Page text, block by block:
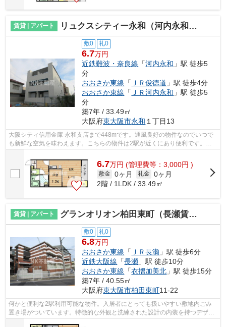
賃貸 | アパート リュクスシティー永和（河内永和賃貸）
敷0 礼0
6.7万円
近鉄難波・奈良線 「河内永和 」駅 徒歩5
分
おおさか東線 「 ＪＲ俊徳道 」駅 徒歩4分
おおさか東線 「 ＪＲ河内永和 」駅 徒歩5
分
築7年 / 33.49㎡
大阪府東大阪市永和 １丁目13
大阪シティ信用金庫 永和支店まで448mです。通風良好の物件なのでいつで
も新鮮な空気を味わえます。こちらの物件は2駅が近くにあり便利です。周
6.7万円 (管理費等：3,000円 )
敷金 0ヶ月 礼金 0ヶ月
2階 / 1LDK / 33.49㎡
賃貸 | アパート グランオリオン柏田東町（長瀬賃貸）
敷0 礼0
6.8万円
おおさか東線 「 ＪＲ長瀬 」駅 徒歩6分
近鉄大阪線 「長瀬 」駅 徒歩10分
おおさか東線 「衣摺加美北 」駅 徒歩15分
築7年 / 40.55㎡
大阪府東大阪市柏田東町11-22
何かと便利な2駅利用可能な物件。入居者にとっても扱いやすい敷地内ごみ
置き場がついています。特徴的な外観と洗練された設計の内装を持つデザイ